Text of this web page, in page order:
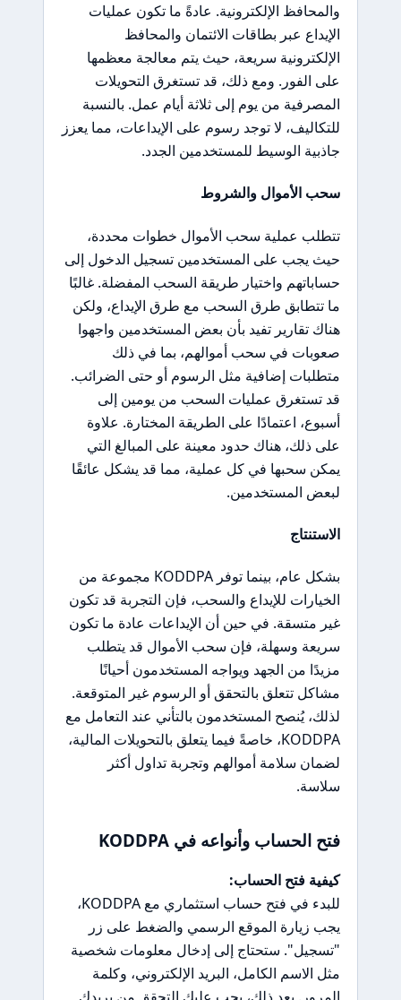
والمحافظ الإلكترونية. عادةً ما تكون عمليات
الإيداع عبر بطاقات الائتمان والمحافظ
الإلكترونية سريعة، حيث يتم معالجة معظمها
على الفور. ومع ذلك، قد تستغرق التحويلات
المصرفية من يوم إلى ثلاثة أيام عمل. بالنسبة
للتكاليف، لا توجد رسوم على الإيداعات، مما يعزز
جاذبية الوسيط للمستخدمين الجدد.
سحب الأموال والشروط
تتطلب عملية سحب الأموال خطوات محددة،
حيث يجب على المستخدمين تسجيل الدخول إلى
حساباتهم واختيار طريقة السحب المفضلة. غالبًا
ما تتطابق طرق السحب مع طرق الإيداع، ولكن
هناك تقارير تفيد بأن بعض المستخدمين واجهوا
صعوبات في سحب أموالهم، بما في ذلك
متطلبات إضافية مثل الرسوم أو حتى الضرائب.
قد تستغرق عمليات السحب من يومين إلى
أسبوع، اعتمادًا على الطريقة المختارة. علاوة
على ذلك، هناك حدود معينة على المبالغ التي
يمكن سحبها في كل عملية، مما قد يشكل عائقًا
لبعض المستخدمين.
الاستنتاج
بشكل عام، بينما توفر KODDPA مجموعة من
الخيارات للإيداع والسحب، فإن التجربة قد تكون
غير متسقة. في حين أن الإيداعات عادة ما تكون
سريعة وسهلة، فإن سحب الأموال قد يتطلب
مزيدًا من الجهد ويواجه المستخدمون أحيانًا
مشاكل تتعلق بالتحقق أو الرسوم غير المتوقعة.
لذلك، يُنصح المستخدمون بالتأني عند التعامل مع
KODDPA، خاصةً فيما يتعلق بالتحويلات المالية،
لضمان سلامة أموالهم وتجربة تداول أكثر
سلاسة.
فتح الحساب وأنواعه في KODDPA
كيفية فتح الحساب:
للبدء في فتح حساب استثماري مع KODDPA،
يجب زيارة الموقع الرسمي والضغط على زر
"تسجيل". ستحتاج إلى إدخال معلومات شخصية
مثل الاسم الكامل، البريد الإلكتروني، وكلمة